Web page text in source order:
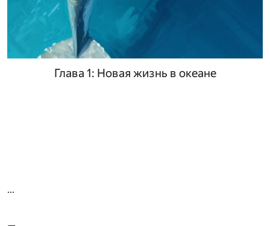
Глава 1: Новая жизнь в океане
...